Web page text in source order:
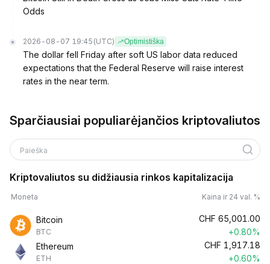
Odds
2026-08-07 19:45 (UTC) Optimistiška
The dollar fell Friday after soft US labor data reduced
expectations that the Federal Reserve will raise interest
rates in the near term.
Sparčiausiai populiarėjančios kriptovaliutos
Paieška
Kriptovaliutos su didžiausia rinkos kapitalizacija
Moneta Kaina ir 24 val. %
Bitcoin
BTC
CHF 65,001.00
+0.80%
Ethereum
ETH
CHF 1,917.18
+0.60%